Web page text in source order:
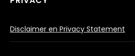
Disclaimer en Privacy Statement